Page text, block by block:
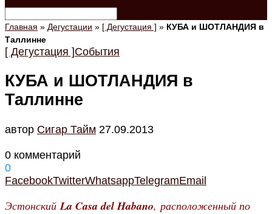
Главная » Дегустации » [ Дегустация ] » КУБА и ШОТЛАНДИЯ в
Таллинне
[ Дегустация ]События
КУБА и ШОТЛАНДИЯ в
Таллинне
автор Cигар Тайм 27.09.2013
0 комментарий
0
FacebookTwitterWhatsappTelegramEmail
Эстонский La Casa del Habano, расположенный по